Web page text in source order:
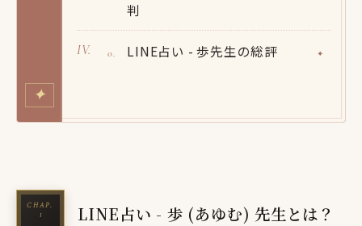
✦
判
LINE占い - 歩先生の総評
LINE占い - 歩 (あゆむ) 先生とは？